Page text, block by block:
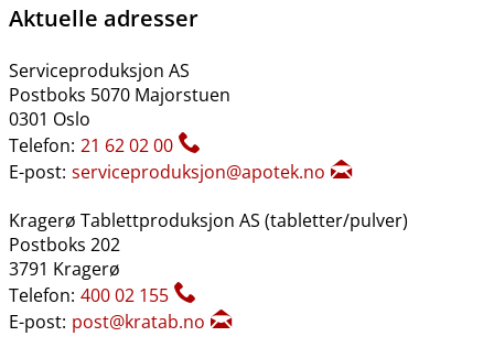
Aktuelle adresser
Serviceproduksjon AS
Postboks 5070 Majorstuen
0301 Oslo
Telefon: 21 62 02 00
E-post: serviceproduksjon@apotek.no
Kragerø Tablettproduksjon AS (tabletter​/​pulver)
Postboks 202
3791 Kragerø
Telefon: 400 02 155
E-post: post@kratab.no